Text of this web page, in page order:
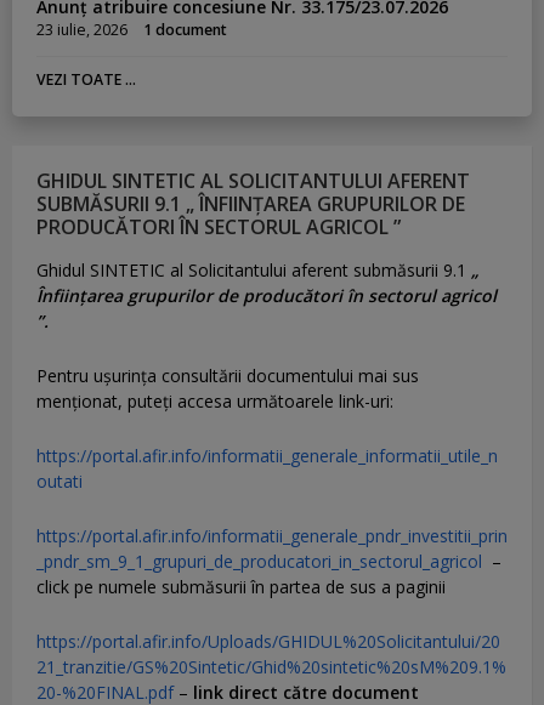
Anunț atribuire concesiune Nr. 33.175/23.07.2026
23 iulie, 2026 1 document
VEZI TOATE ...
GHIDUL SINTETIC AL SOLICITANTULUI AFERENT
SUBMĂSURII 9.1 „ ÎNFIINȚAREA GRUPURILOR DE
PRODUCĂTORI ÎN SECTORUL AGRICOL ”
Ghidul SINTETIC al Solicitantului aferent submăsurii 9.1 „
Înființarea grupurilor de producători în sectorul agricol
”.
Pentru uşurinţa consultării documentului mai sus
menţionat, puteţi accesa următoarele link-uri:
https://portal.afir.info/informatii_generale_informatii_utile_n
outati
https://portal.afir.info/informatii_generale_pndr_investitii_prin
_pndr_sm_9_1_grupuri_de_producatori_in_sectorul_agricol –
click pe numele submăsurii în partea de sus a paginii
https://portal.afir.info/Uploads/GHIDUL%20Solicitantului/20
21_tranzitie/GS%20Sintetic/Ghid%20sintetic%20sM%209.1%
20-%20FINAL.pdf– link direct către document